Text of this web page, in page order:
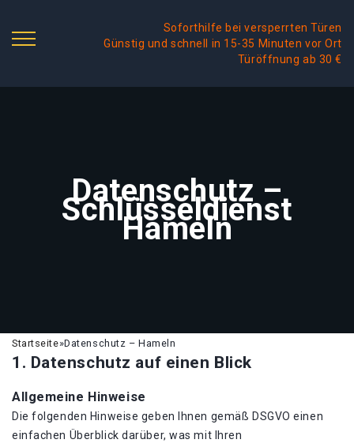
Soforthilfe bei versperrten Türen
Günstig und schnell in 15-35 Minuten vor Ort
Türöffnung ab 30 €
Datenschutz –
Schlüsseldienst
Hameln
Startseite»Datenschutz – Hameln
1. Datenschutz auf einen Blick
Allgemeine Hinweise
Die folgenden Hinweise geben Ihnen gemäß DSGVO einen
einfachen Überblick darüber, was mit Ihren